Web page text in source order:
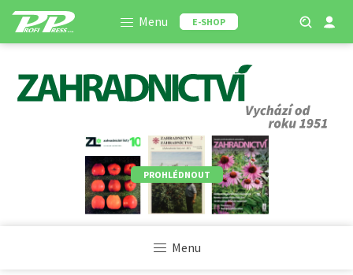
Menu E-SHOP
PROHLÉDNOUT
Menu